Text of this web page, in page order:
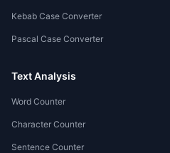
Kebab Case Converter
Pascal Case Converter
Text Analysis
Word Counter
Character Counter
Sentence Counter